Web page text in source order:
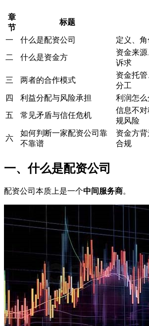
章
节
标题
一 什么是配资公司 定义、
二 什么是资金方
资金来
诉求
三 两者的合作模式
资金托
分工
四
利益分配与风险承担 利润怎
五 常见矛盾与信任危机
信息不
规风险
六
如何判断一家配资公司靠
不靠谱
资金方
合规
一、什么是配资公司
配资公司本质上是一个中间服务商。